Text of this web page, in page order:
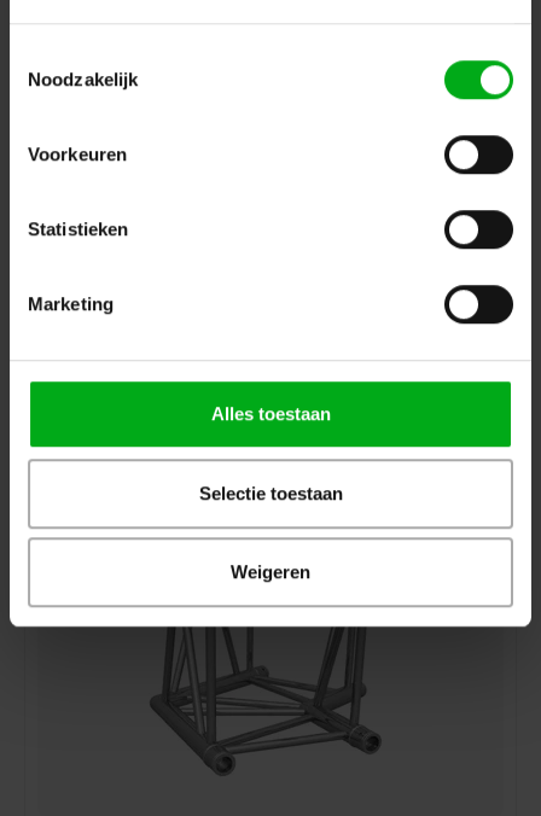
Noodzakelijk
Voorkeuren
Statistieken
Marketing
Alles toestaan
Selectie toestaan
Weigeren
HOFKON | 400-4 HD | Hoekstuk | C21
Login voor prijzen